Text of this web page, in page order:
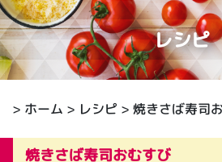
レシピ
> ホーム > レシピ > 焼きさば寿司
焼きさば寿司おむすび